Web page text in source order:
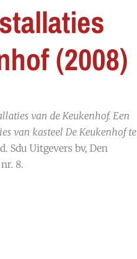
(2008)
van de Keukenhof. Een
van kasteel De Keukenhof te
Sdu Uitgevers bv, Den
8.